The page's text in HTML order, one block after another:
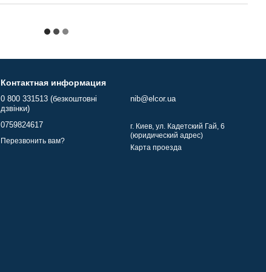
Контактная информация
0 800 331513 (безкоштовні
дзвінки)
0759824617
Перезвонить вам?
nib@elcor.ua
г. Киев, ул. Кадетский Гай, 6
(юридический адрес)
Карта проезда